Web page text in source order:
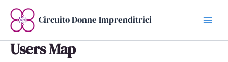
contenuto
Circuito Donne Imprenditrici
Users Map